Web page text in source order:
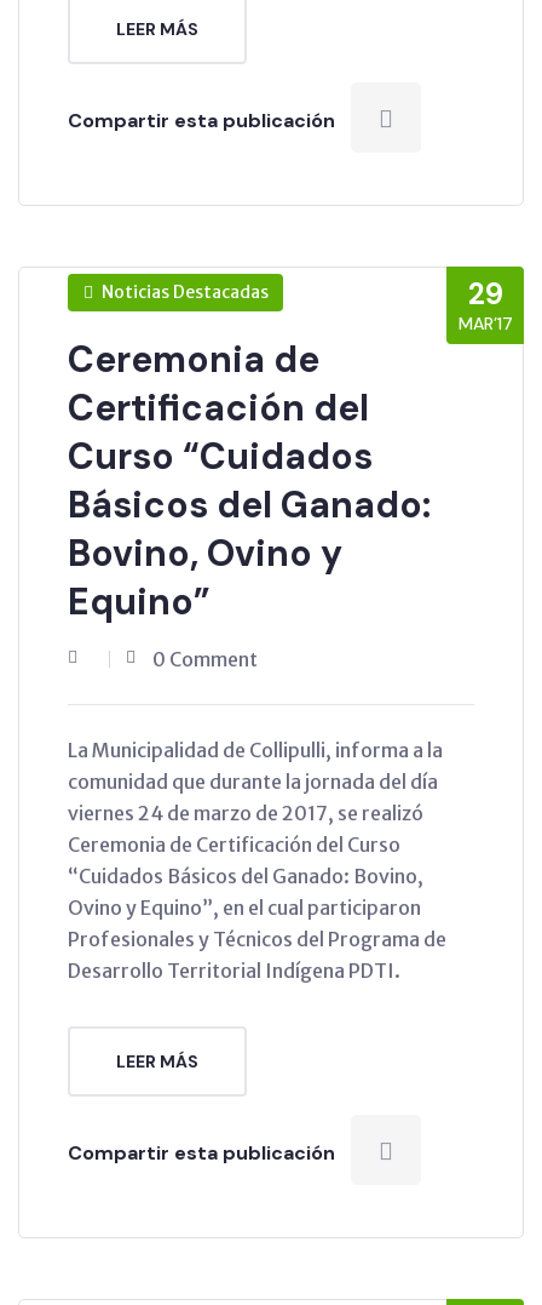
LEER MÁS
Compartir esta publicación
29
MAR’17
Noticias Destacadas
Ceremonia de
Certificación del
Curso “Cuidados
Básicos del Ganado:
Bovino, Ovino y
Equino”
0 Comment
La Municipalidad de Collipulli, informa a la
comunidad que durante la jornada del día
viernes 24 de marzo de 2017, se realizó
Ceremonia de Certificación del Curso
“Cuidados Básicos del Ganado: Bovino,
Ovino y Equino”, en el cual participaron
Profesionales y Técnicos del Programa de
Desarrollo Territorial Indígena PDTI.
LEER MÁS
Compartir esta publicación